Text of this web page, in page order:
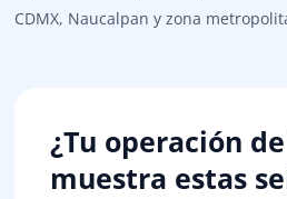
CDMX, Naucalpan y zona
¿Tu operación
muestra estas